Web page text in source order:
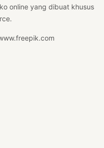
online yang dibuat khusus